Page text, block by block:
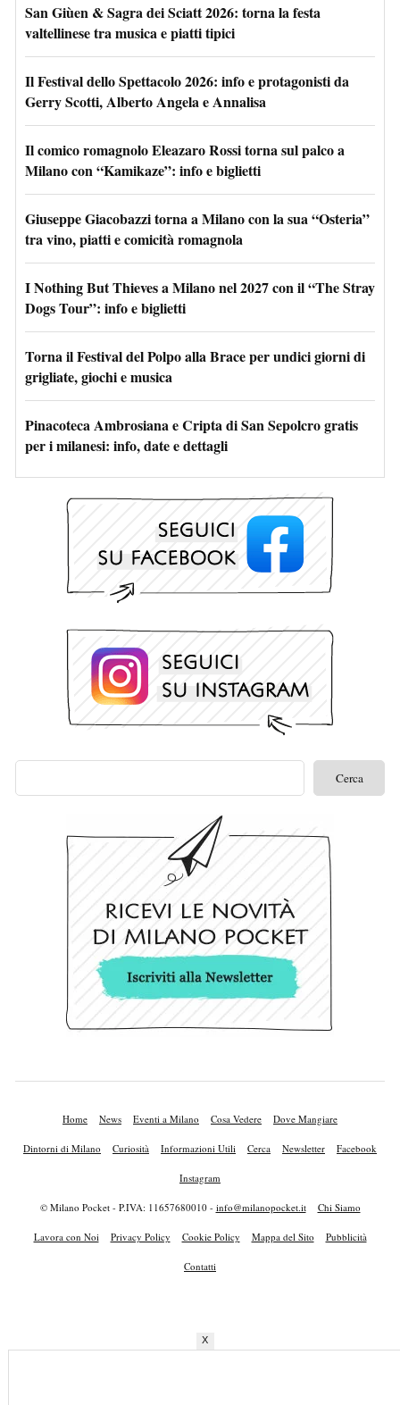
San Giùen & Sagra dei Sciatt 2026: torna la festa
valtellinese tra musica e piatti tipici
Il Festival dello Spettacolo 2026: info e protagonisti da
Gerry Scotti, Alberto Angela e Annalisa
Il comico romagnolo Eleazaro Rossi torna sul palco a
Milano con “Kamikaze”: info e biglietti
Giuseppe Giacobazzi torna a Milano con la sua “Osteria”
tra vino, piatti e comicità romagnola
I Nothing But Thieves a Milano nel 2027 con il “The Stray
Dogs Tour”: info e biglietti
Torna il Festival del Polpo alla Brace per undici giorni di
grigliate, giochi e musica
Pinacoteca Ambrosiana e Cripta di San Sepolcro gratis
per i milanesi: info, date e dettagli
Home News Eventi a Milano Cosa Vedere Dove Mangiare
Dintorni di Milano Curiosità Informazioni Utili Cerca Newsletter Facebook
Instagram
© Milano Pocket - P.IVA: 11657680010 - info@milanopocket.it Chi Siamo
Lavora con Noi Privacy Policy Cookie Policy Mappa del Sito Pubblicità
Contatti
X